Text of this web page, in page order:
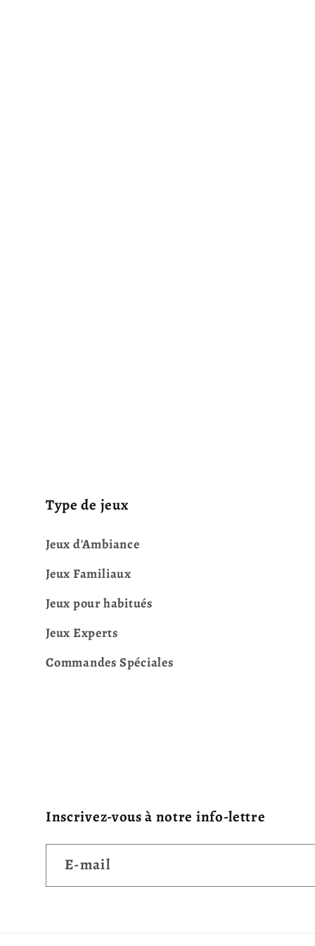
Type de jeux
Jeux d'Ambiance
Jeux Familiaux
Jeux pour habitués
Jeux Experts
Commandes Spéciales
Inscrivez-vous à notre info-lettre
E-mail